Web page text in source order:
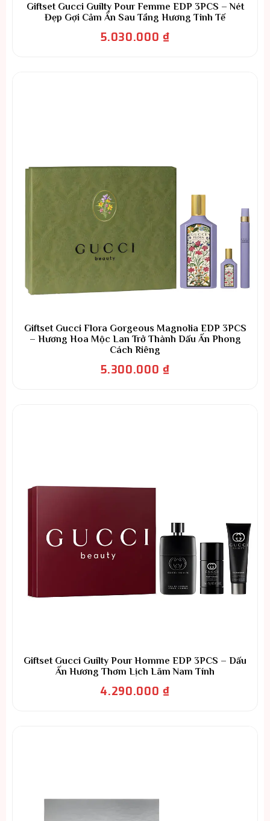
Giftset Gucci Guilty Pour Femme EDP 3PCS – Nét
Đẹp Gợi Cảm Ẩn Sau Tầng Hương Tinh Tế
5.030.000₫
Giftset Gucci Flora Gorgeous Magnolia EDP 3PCS
– Hương Hoa Mộc Lan Trở Thành Dấu Ấn Phong
Cách Riêng
5.300.000₫
Giftset Gucci Guilty Pour Homme EDP 3PCS – Dấu
Ấn Hương Thơm Lịch Lãm Nam Tính
4.290.000₫